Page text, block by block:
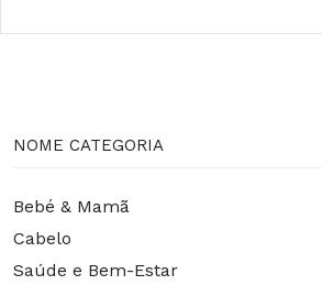
NOME CATEGORIA
Bebé & Mamã
Cabelo
Saúde e Bem-Estar